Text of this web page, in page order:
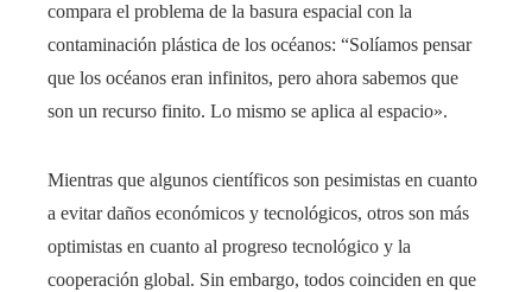
compara el problema de la basura espacial con la
contaminación plástica de los océanos: “Solíamos pensar
que los océanos eran infinitos, pero ahora sabemos que
son un recurso finito. Lo mismo se aplica al espacio».
Mientras que algunos científicos son pesimistas en cuanto
a evitar daños económicos y tecnológicos, otros son más
optimistas en cuanto al progreso tecnológico y la
cooperación global. Sin embargo, todos coinciden en que